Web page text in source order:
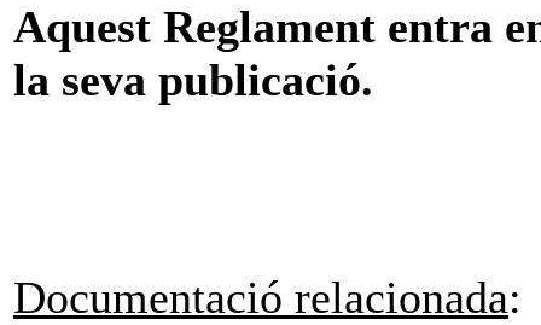
Aquest Reglament entra
la seva publicació.
Documentació relacionada: